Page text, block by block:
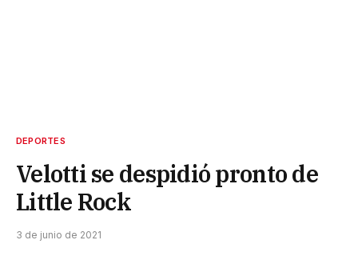
DEPORTES
Velotti se despidió pronto de
Little Rock
3 de junio de 2021